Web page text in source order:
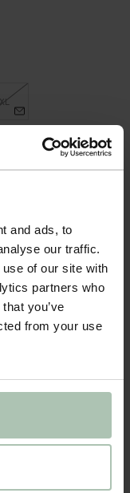
and ads, to
our traffic.
of our site with
partners who
you’ve
from your use
XL